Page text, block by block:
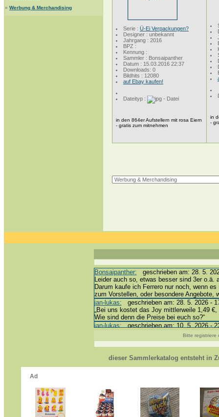
» Werbung & Merchandising
Serie : Ü-Ei Verpackungen?
Designer : unbekannt
Jahrgang : 2016
BPZ :
Kennung :
Sammler : Bonsaipanther
Datum : 15.03.2016 22:37
Downloads: 0
Bildhits : 12080
auf Ebay kaufen!
Dateityp :
in den 864er Aufstellern mit rosa Eiern
- gratis zum mitnehmen
in
-
Bonsaipanther: geschrieben am: 28. 5.
Leider auch so, etwas besser sind 3er o.ä.
Darum kaufe ich Ferrero nur noch, wenn
zum Vorstellen, oder besondere Angebote,
jan-lukas: geschrieben am: 28. 5. 2026 -
„Bei uns kostet das Joy mittlerweile 1,49
Wie sind denn die Preise bei euch so?“
jan-lukas:geschrieben am: 10. 5. 2026 -
Bonsaipanther:geschrieben am: 10. 5.
@ Harald
https://www.ue-ei-portal-
Dein Enkel sollte zur Strafe die nächsten
Für die Figuren VC307, 310, 318 und 326
mein Enkel hat die leider weggeworfen
jan-lukas:
geschrieben am: 29. 4. 2026 -
https://www.ferrero-
Bitte registriere
dieser Sammlerkatalog entsteht in